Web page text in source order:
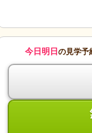
今日明日 の見学予